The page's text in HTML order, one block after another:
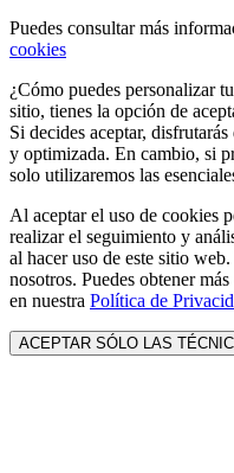
Puedes consultar más
cookies
¿Cómo puedes personalizar
sitio, tienes la opción de
Si decides aceptar,
y optimizada. En cambio, si
solo utilizaremos las
Al aceptar el uso de cookies
realizar el seguimiento y
al hacer uso de este sitio
nosotros. Puedes obtener
en nuestra Política de
ACEPTAR SÓLO LAS